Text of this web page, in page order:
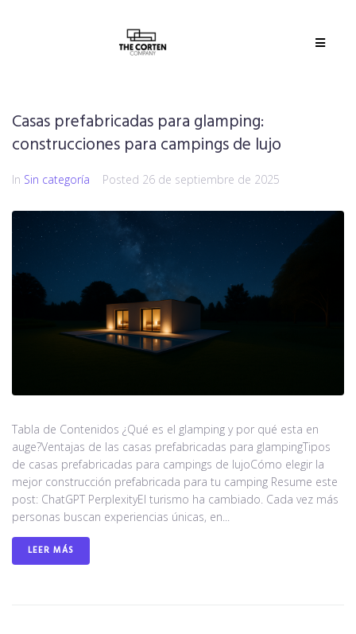
Casas prefabricadas para glamping:
construcciones para campings de lujo
In Sin categoría Posted 26 de septiembre de 2025
Tabla de Contenidos ¿Qué es el glamping y por qué esta en
auge?Ventajas de las casas prefabricadas para glampingTipos
de casas prefabricadas para campings de lujoCómo elegir la
mejor construcción prefabricada para tu camping Resume este
post: ChatGPT PerplexityEl turismo ha cambiado. Cada vez más
personas buscan experiencias únicas, en...
LEER MÁS